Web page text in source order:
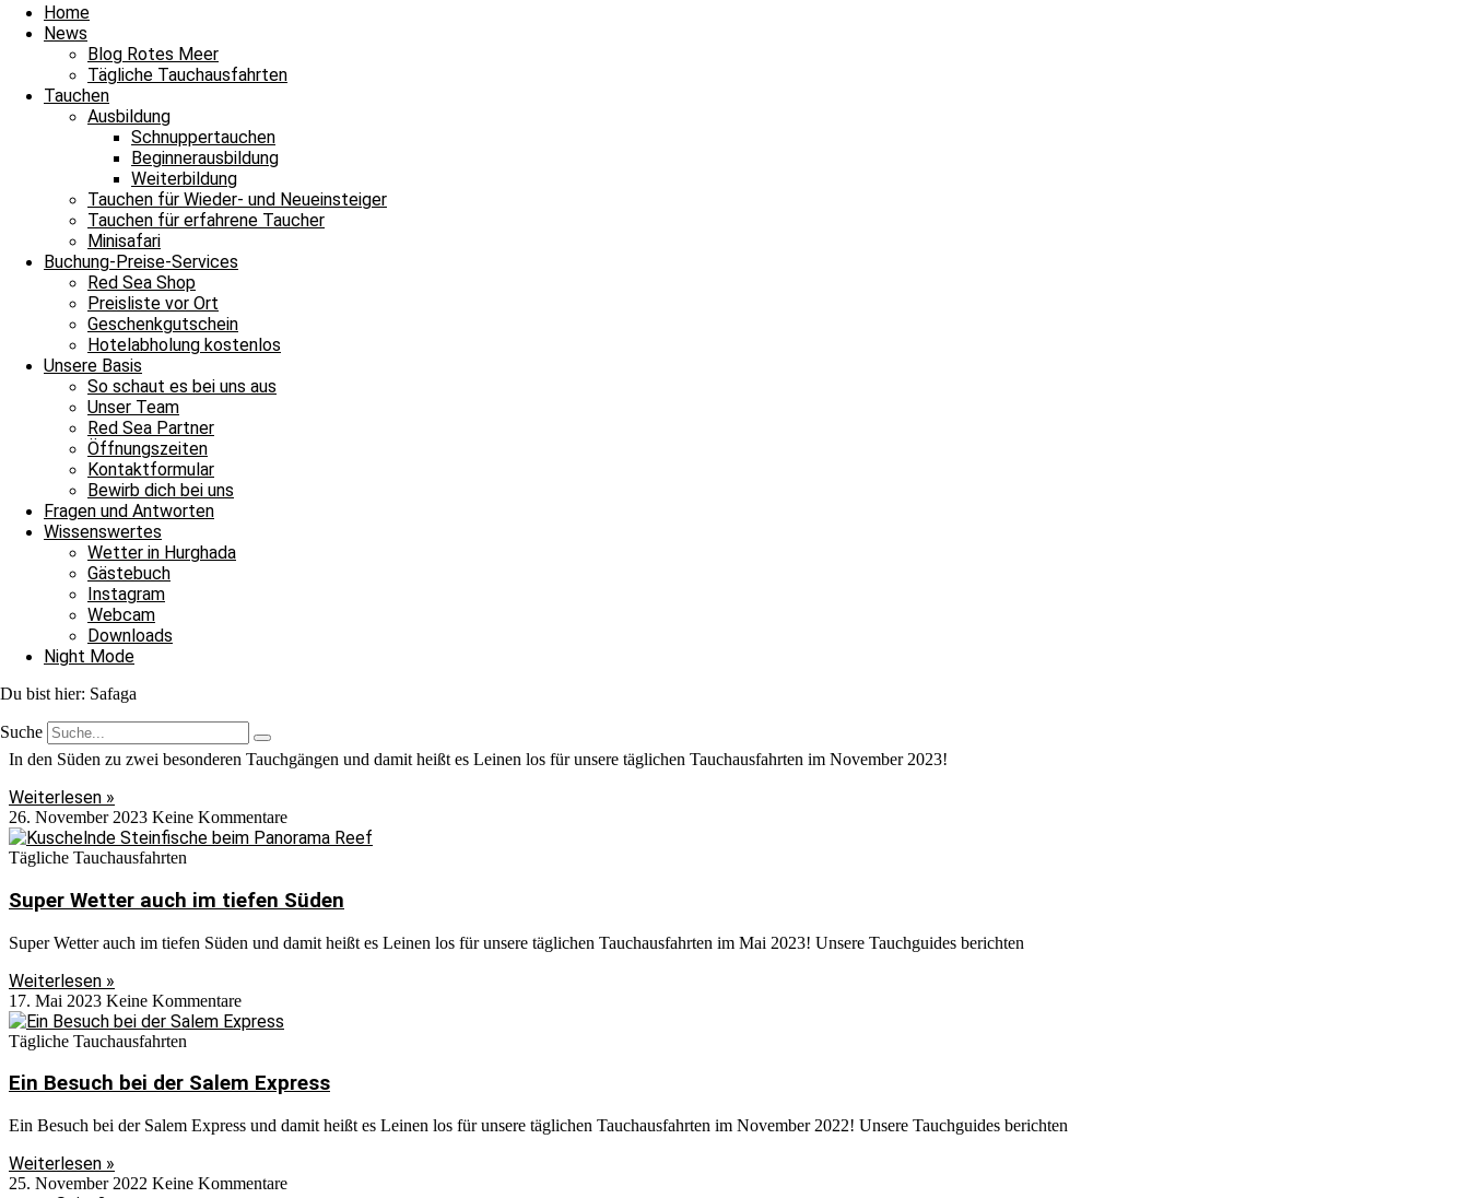
Home
News
Blog Rotes Meer
Tägliche Tauchausfahrten
Tauchen
Ausbildung
Schnuppertauchen
Beginnerausbildung
Weiterbildung
Tauchen für Wieder- und Neueinsteiger
Tauchen für erfahrene Taucher
Minisafari
Buchung-Preise-Services
Red Sea Shop
Preisliste vor Ort
Geschenkgutschein
Hotelabholung kostenlos
Unsere Basis
So schaut es bei uns aus
Unser Team
Red Sea Partner
Öffnungszeiten
Kontaktformular
Bewirb dich bei uns
Fragen und Antworten
Wissenswertes
Wetter in Hurghada
Gästebuch
Instagram
Webcam
Downloads
Night Mode
Du bist hier: Safaga
Suche
Herrliches Tauchwetter zum Wochenstart und damit heißt es Leinen los für unsere täglichen Tauchausfahrten im August 2024! Unsere Tauchguides berichten an dieser
Weiterlesen »
26. August 2024Keine Kommentare
Tägliche Tauchausfahrten
Gut gelaunt zurück von der Minisafari
Gut gelaunt zurück von der Minisafari und damit heißt es Leinen los für unsere täglichen Tauchausfahrten im Mai 2024! Unsere Tauchguides berichten
Weiterlesen »
30. Mai 2024Keine Kommentare
Tägliche Tauchausfahrten
Ein sonniger Freitag am und im Roten Meer
Ein sonniger Freitag am und im Roten Meer und damit heißt es Leinen los für unsere täglichen Tauchausfahrten im Mai
Weiterlesen »
3. Mai 2024Keine Kommentare
Tägliche Tauchausfahrten
Der Süden ruft nach uns
Der Süden ruft nach uns und damit heißt es Leinen los für unsere täglichen Tauchausfahrten im März 2024! Unsere Tauchguides berichten an
Weiterlesen »
14. März 2024Keine Kommentare
In den Süden zu zwei besonderen Tauchgängen
In den Süden zu zwei besonderen Tauchgängen und damit heißt es Leinen los für unsere täglichen Tauchausfahrten im November 2023!
Weiterlesen »
26. November 2023 Keine Kommentare
Tägliche Tauchausfahrten
Super Wetter auch im tiefen Süden
Super Wetter auch im tiefen Süden und damit heißt es Leinen los für unsere täglichen Tauchausfahrten im Mai 2023! Unsere Tauchguides berichten
Weiterlesen »
17. Mai 2023 Keine Kommentare
Tägliche Tauchausfahrten
Ein Besuch bei der Salem Express
Ein Besuch bei der Salem Express und damit heißt es Leinen los für unsere täglichen Tauchausfahrten im November 2022! Unsere Tauchguides berichten
Weiterlesen »
25. November 2022 Keine Kommentare